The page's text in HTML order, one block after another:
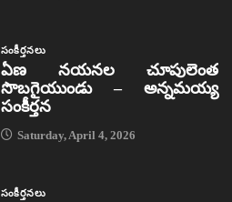
సంకీర్తనలు
ఏణ నయనల చూపులెంత
సొబగైయుండు – అన్నమయ్య
సంకీర్తన
Saturday, April 4, 2026
సంకీర్తనలు